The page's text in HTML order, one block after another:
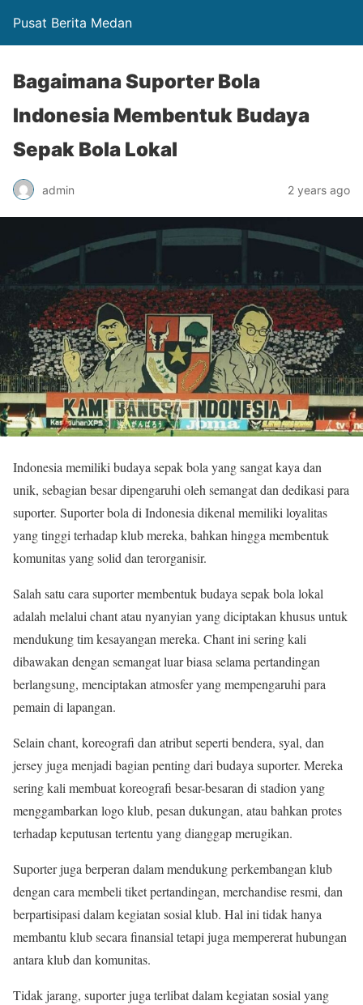
Pusat Berita Medan
Bagaimana Suporter Bola
Indonesia Membentuk Budaya
Sepak Bola Lokal
admin 2 years ago
Indonesia memiliki budaya sepak bola yang sangat kaya dan
unik, sebagian besar dipengaruhi oleh semangat dan dedikasi para
suporter. Suporter bola di Indonesia dikenal memiliki loyalitas
yang tinggi terhadap klub mereka, bahkan hingga membentuk
komunitas yang solid dan terorganisir.
Salah satu cara suporter membentuk budaya sepak bola lokal
adalah melalui chant atau nyanyian yang diciptakan khusus untuk
mendukung tim kesayangan mereka. Chant ini sering kali
dibawakan dengan semangat luar biasa selama pertandingan
berlangsung, menciptakan atmosfer yang mempengaruhi para
pemain di lapangan.
Selain chant, koreografi dan atribut seperti bendera, syal, dan
jersey juga menjadi bagian penting dari budaya suporter. Mereka
sering kali membuat koreografi besar-besaran di stadion yang
menggambarkan logo klub, pesan dukungan, atau bahkan protes
terhadap keputusan tertentu yang dianggap merugikan.
Suporter juga berperan dalam mendukung perkembangan klub
dengan cara membeli tiket pertandingan, merchandise resmi, dan
berpartisipasi dalam kegiatan sosial klub. Hal ini tidak hanya
membantu klub secara finansial tetapi juga mempererat hubungan
antara klub dan komunitas.
Tidak jarang, suporter juga terlibat dalam kegiatan sosial yang